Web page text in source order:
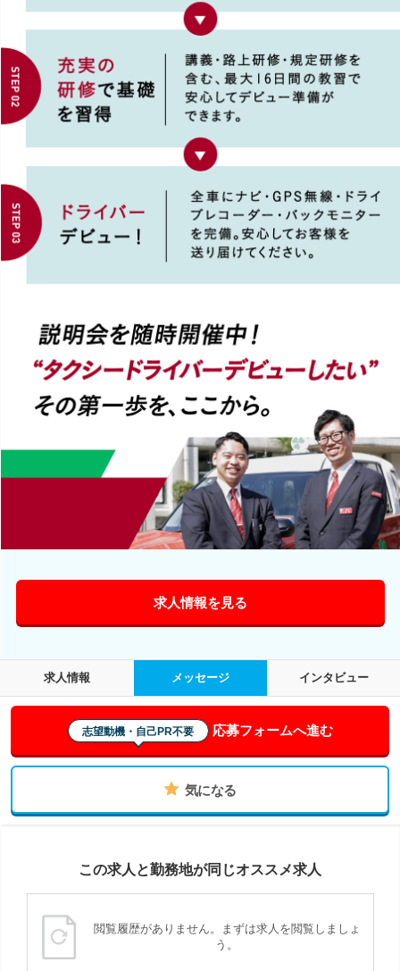
求人情報を見る
求人情報 メッセージ インタビュー
志望動機・自己PR不要 応募フォームへ進む
気になる
この求人と勤務地が同じオススメ求人
閲覧履歴がありません。まずは求人を閲覧しましょ
う。